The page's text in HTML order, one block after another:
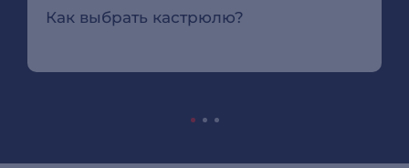
Как выбрать кастрюлю?